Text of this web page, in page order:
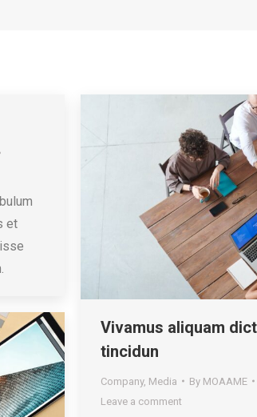
et
Vivamus aliquam
tincidun
Company, Media By MOAAME
Leave a comment